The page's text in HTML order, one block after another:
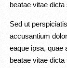
beatae vitae
Sed ut
accusantium
eaque ipsa, quae
beatae vitae